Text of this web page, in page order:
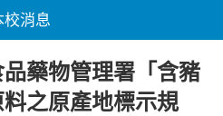
校消息
藥物管理署「含豬
之原產地標示規